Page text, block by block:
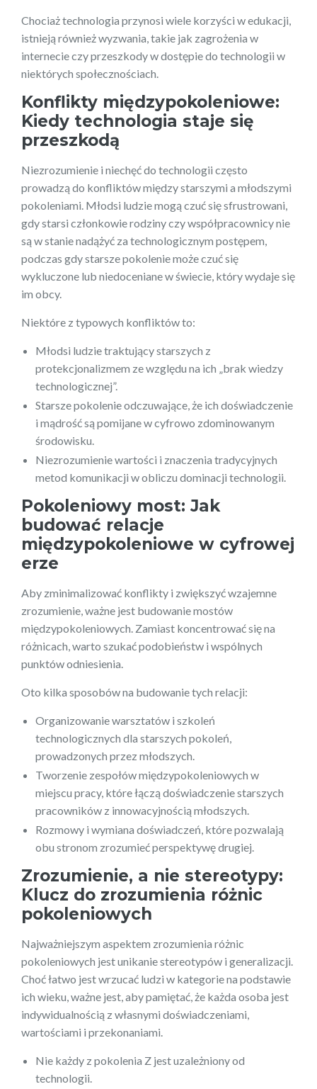
Chociaż technologia przynosi wiele korzyści w edukacji,
istnieją również wyzwania, takie jak zagrożenia w
internecie czy przeszkody w dostępie do technologii w
niektórych społecznościach.
Konflikty międzypokoleniowe:
Kiedy technologia staje się
przeszkodą
Niezrozumienie i niechęć do technologii często
prowadzą do konfliktów między starszymi a młodszymi
pokoleniami. Młodsi ludzie mogą czuć się sfrustrowani,
gdy starsi członkowie rodziny czy współpracownicy nie
są w stanie nadążyć za technologicznym postępem,
podczas gdy starsze pokolenie może czuć się
wykluczone lub niedoceniane w świecie, który wydaje się
im obcy.
Niektóre z typowych konfliktów to:
Młodsi ludzie traktujący starszych z
protekcjonalizmem ze względu na ich „brak wiedzy
technologicznej”.
Starsze pokolenie odczuwające, że ich doświadczenie
i mądrość są pomijane w cyfrowo zdominowanym
środowisku.
Niezrozumienie wartości i znaczenia tradycyjnych
metod komunikacji w obliczu dominacji technologii.
Pokoleniowy most: Jak
budować relacje
międzypokoleniowe w cyfrowej
erze
Aby zminimalizować konflikty i zwiększyć wzajemne
zrozumienie, ważne jest budowanie mostów
międzypokoleniowych. Zamiast koncentrować się na
różnicach, warto szukać podobieństw i wspólnych
punktów odniesienia.
Oto kilka sposobów na budowanie tych relacji:
Organizowanie warsztatów i szkoleń
technologicznych dla starszych pokoleń,
prowadzonych przez młodszych.
Tworzenie zespołów międzypokoleniowych w
miejscu pracy, które łączą doświadczenie starszych
pracowników z innowacyjnością młodszych.
Rozmowy i wymiana doświadczeń, które pozwalają
obu stronom zrozumieć perspektywę drugiej.
Zrozumienie, a nie stereotypy:
Klucz do zrozumienia różnic
pokoleniowych
Najważniejszym aspektem zrozumienia różnic
pokoleniowych jest unikanie stereotypów i generalizacji.
Choć łatwo jest wrzucać ludzi w kategorie na podstawie
ich wieku, ważne jest, aby pamiętać, że każda osoba jest
indywidualnością z własnymi doświadczeniami,
wartościami i przekonaniami.
Nie każdy z pokolenia Z jest uzależniony od
technologii.